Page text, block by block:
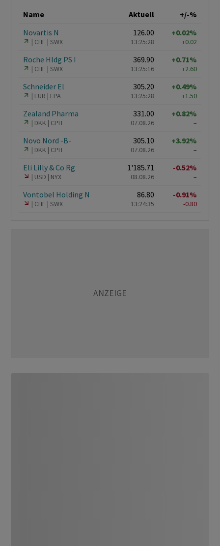
Name Aktuell
+/-%
Novartis N
CHF SWX
126.00
13:25:28
+0.02%
+0.02
Roche Hldg PS I
CHF SWX
369.90
13:25:16
+0.71%
+2.60
Schneider El
EUR EPA
305.20
13:25:28
+0.49%
+1.50
Zealand Pharma
DKK CPH
331.00
07.08.26
+0.82%
–
Novo Nord -B-
DKK CPH
305.10
07.08.26
+3.92%
–
Eli Lilly & Co Rg
USD NYX
1'185.71
08.08.26
-0.52%
–
Vontobel Holding N
CHF SWX
86.80
13:24:35
-0.91%
-0.80